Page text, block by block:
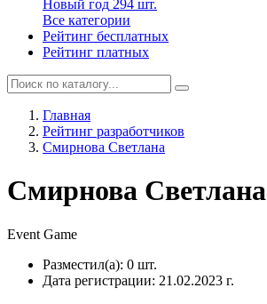
Новый год 294 шт.
Все категории
Рейтинг бесплатных
Рейтинг платных
Главная
Рейтинг разработчиков
Смирнова Светлана
Смирнова Светлана
Event Game
Разместил(а): 0 шт.
Дата регистрации: 21.02.2023 г.